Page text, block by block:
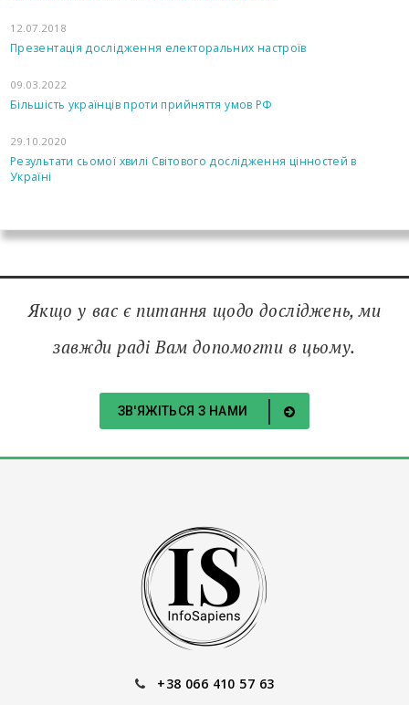
12.07.2018
Презентація дослідження електоральних настроїв
09.03.2022
Більшість українців проти прийняття умов РФ
29.10.2020
Результати сьомої хвилі Світового дослідження цінностей в
Україні
Якщо у вас є питання щодо досліджень, ми
завжди раді Вам допомогти в цьому.
ЗВ'ЯЖІТЬСЯ З НАМИ
+38 066 410 57 63